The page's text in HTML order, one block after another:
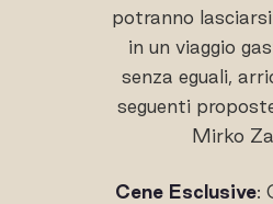
potranno
in un viaggio
senza eguali,
seguenti
Mirko
Cene Esclusive: